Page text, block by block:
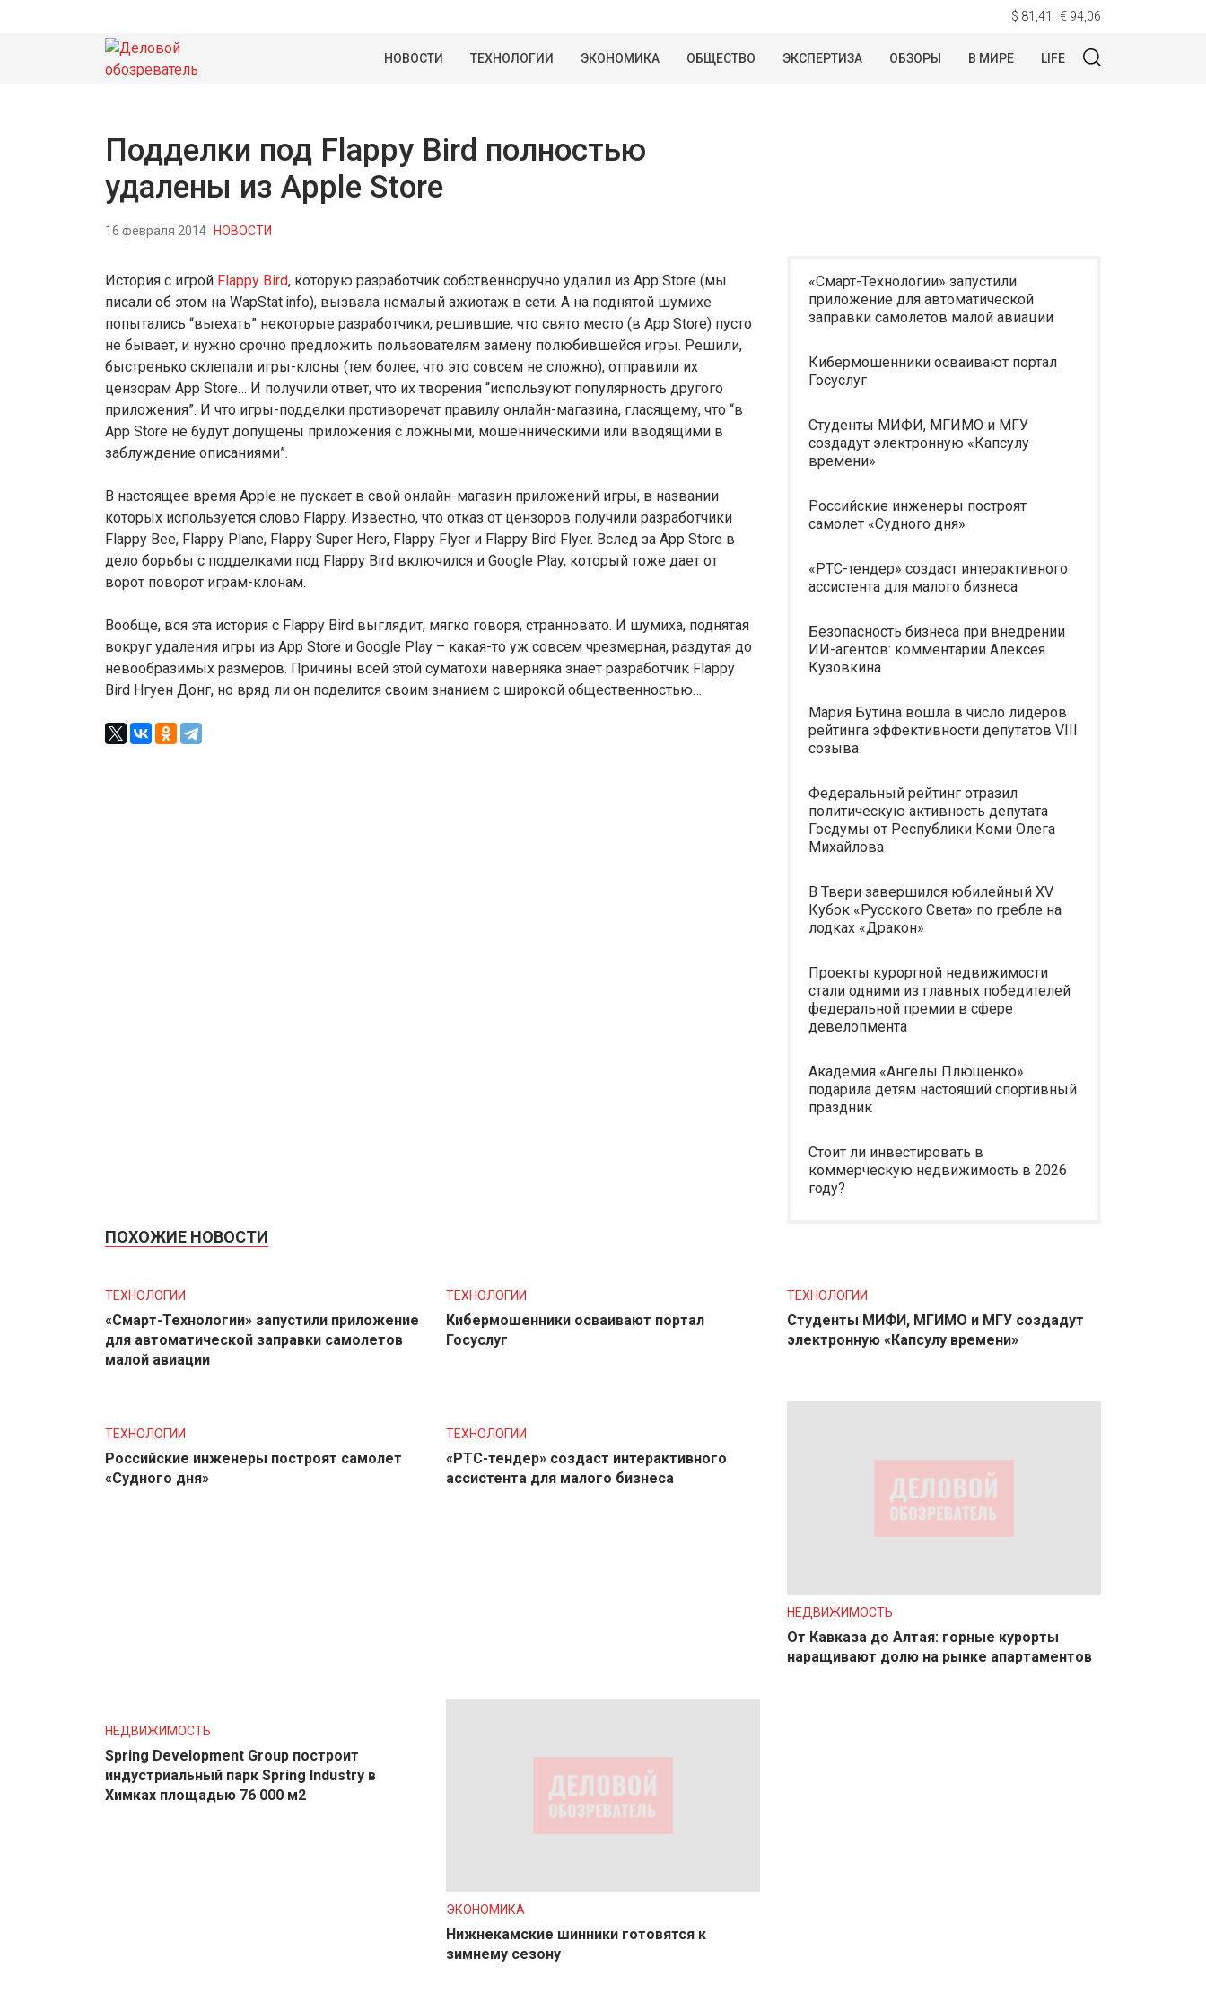
$ 81,41 € 94,06
НОВОСТИ ТЕХНОЛОГИИ ЭКОНОМИКА ОБЩЕСТВО ЭКСПЕРТИЗА ОБЗОРЫ В МИРЕ LIFE
Подделки под Flappy Bird полностью
удалены из Apple Store
16 февраля 2014 НОВОСТИ
История с игрой Flappy Bird, которую разработчик собственноручно удалил из App Store (мы
писали об этом на WapStat.info), вызвала немалый ажиотаж в сети. А на поднятой шумихе
попытались “выехать” некоторые разработчики, решившие, что свято место (в App Store) пусто
не бывает, и нужно срочно предложить пользователям замену полюбившейся игры. Решили,
быстренько склепали игры-клоны (тем более, что это совсем не сложно), отправили их
цензорам App Store… И получили ответ, что их творения “используют популярность другого
приложения”. И что игры-подделки противоречат правилу онлайн-магазина, гласящему, что “в
App Store не будут допущены приложения с ложными, мошенническими или вводящими в
заблуждение описаниями”.
В настоящее время Apple не пускает в свой онлайн-магазин приложений игры, в названии
которых используется слово Flappy. Известно, что отказ от цензоров получили разработчики
Flappy Bee, Flappy Plane, Flappy Super Hero, Flappy Flyer и Flappy Bird Flyer. Вслед за App Store в
дело борьбы с подделками под Flappy Bird включился и Google Play, который тоже дает от
ворот поворот играм-клонам.
Вообще, вся эта история с Flappy Bird выглядит, мягко говоря, странновато. И шумиха, поднятая
вокруг удаления игры из App Store и Google Play – какая-то уж совсем чрезмерная, раздутая до
невообразимых размеров. Причины всей этой суматохи наверняка знает разработчик Flappy
Bird Нгуен Донг, но вряд ли он поделится своим знанием с широкой общественностью…
«Смарт-Технологии» запустили
приложение для автоматической
заправки самолетов малой авиации
Кибермошенники осваивают портал
Госуслуг
Студенты МИФИ, МГИМО и МГУ
создадут электронную «Капсулу
времени»
Российские инженеры построят
самолет «Судного дня»
«РТС-тендер» создаст интерактивного
ассистента для малого бизнеса
Безопасность бизнеса при внедрении
ИИ-агентов: комментарии Алексея
Кузовкина
Мария Бутина вошла в число лидеров
рейтинга эффективности депутатов VIII
созыва
Федеральный рейтинг отразил
политическую активность депутата
Госдумы от Республики Коми Олега
Михайлова
В Твери завершился юбилейный XV
Кубок «Русского Света» по гребле на
лодках «Дракон»
Проекты курортной недвижимости
стали одними из главных победителей
федеральной премии в сфере
девелопмента
Академия «Ангелы Плющенко»
подарила детям настоящий спортивный
праздник
Стоит ли инвестировать в
коммерческую недвижимость в 2026
году?
ПОХОЖИЕ НОВОСТИ
ТЕХНОЛОГИИ
«Смарт-Технологии» запустили приложение
для автоматической заправки самолетов
малой авиации
ТЕХНОЛОГИИ
Кибермошенники осваивают портал
Госуслуг
ТЕХНОЛОГИИ
Студенты МИФИ, МГИМО и МГУ создадут
электронную «Капсулу времени»
ТЕХНОЛОГИИ
Российские инженеры построят самолет
«Судного дня»
ТЕХНОЛОГИИ
«РТС-тендер» создаст интерактивного
ассистента для малого бизнеса
НЕДВИЖИМОСТЬ
От Кавказа до Алтая: горные курорты
наращивают долю на рынке апартаментов
НЕДВИЖИМОСТЬ
Spring Development Group построит
индустриальный парк Spring Industry в
Химках площадью 76 000 м2
ЭКОНОМИКА
Нижнекамские шинники готовятся к
зимнему сезону